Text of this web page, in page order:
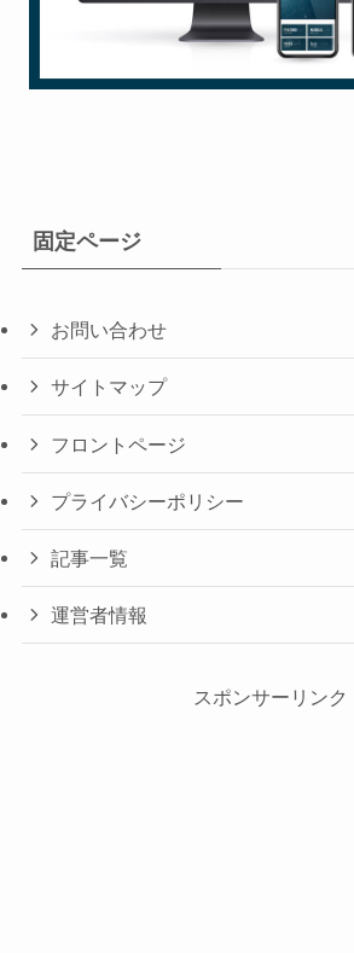
固定ページ
お問い合わせ
サイトマップ
フロントページ
プライバシーポリシー
記事一覧
運営者情報
スポンサーリンク